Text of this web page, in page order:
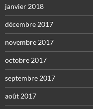
janvier 2018
décembre 2017
novembre 2017
octobre 2017
septembre 2017
août 2017